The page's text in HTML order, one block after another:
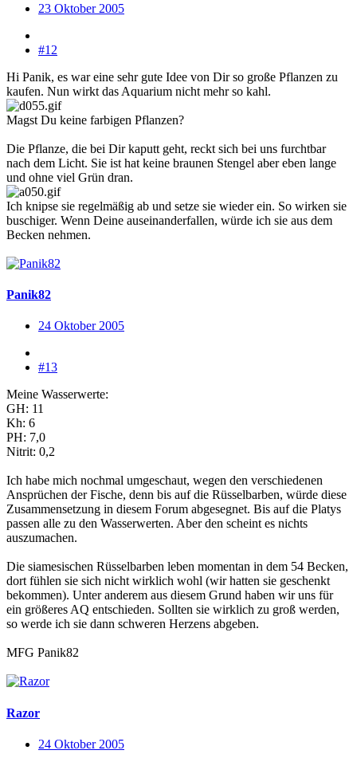
23 Oktober 2005
#12
Hi Panik, es war eine sehr gute Idee von Dir so große Pflanzen zu
kaufen. Nun wirkt das Aquarium nicht mehr so kahl.
Magst Du keine farbigen Pflanzen?
Die Pflanze, die bei Dir kaputt geht, reckt sich bei uns furchtbar
nach dem Licht. Sie ist hat keine braunen Stengel aber eben lange
und ohne viel Grün dran.
Ich knipse sie regelmäßig ab und setze sie wieder ein. So wirken sie
buschiger. Wenn Deine auseinanderfallen, würde ich sie aus dem
Becken nehmen.
Panik82
24 Oktober 2005
#13
Meine Wasserwerte:
GH: 11
Kh: 6
PH: 7,0
Nitrit: 0,2
Ich habe mich nochmal umgeschaut, wegen den verschiedenen
Ansprüchen der Fische, denn bis auf die Rüsselbarben, würde diese
Zusammensetzung in diesem Forum abgesegnet. Bis auf die Platys
passen alle zu den Wasserwerten. Aber den scheint es nichts
auszumachen.
Die siamesischen Rüsselbarben leben momentan in dem 54 Becken,
dort fühlen sie sich nicht wirklich wohl (wir hatten sie geschenkt
bekommen). Unter anderem aus diesem Grund haben wir uns für
ein größeres AQ entschieden. Sollten sie wirklich zu groß werden,
so werde ich sie dann schweren Herzens abgeben.
MFG Panik82
Razor
24 Oktober 2005